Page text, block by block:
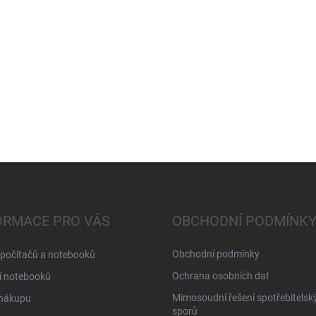
PRO VÁS
a notebooků
notebooků
OBCHODNÍ PODMÍNKY
Obchodní podmínky
Ochrana osobních dat
Mimosoudní řešení
sporů